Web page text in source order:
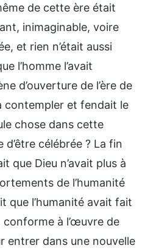
de cette ère était
inimaginable, voire
et rien n’était aussi
l’homme l’avait
d’ouverture de l’ère de
contempler et fendait le
chose dans cette
célébrée ? La fin
que Dieu n’avait plus à
de l’humanité
que l’humanité avait fait
à l’œuvre de
entrer dans une nouvelle